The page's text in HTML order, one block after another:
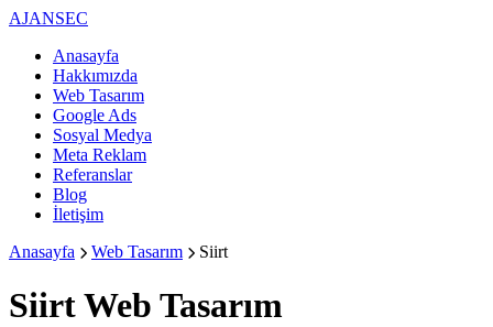
AJANSEC
Anasayfa
Hakkımızda
Web Tasarım
Google Ads
Sosyal Medya
Meta Reklam
Referanslar
Blog
İletişim
Anasayfa
Web Tasarım Siirt
SiirtWeb Tasarım